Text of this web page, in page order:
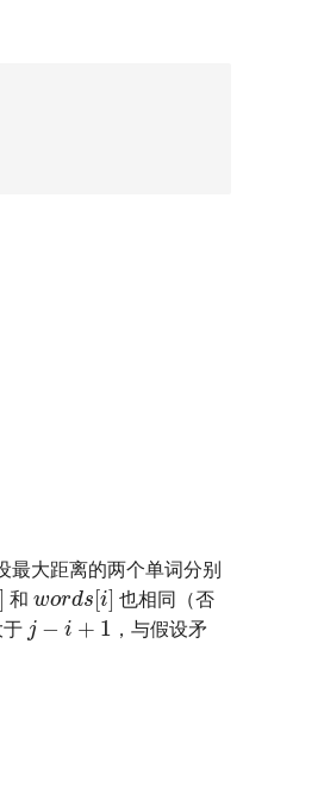
最大距离的两个单词分别
]
和
words[i]
也相同（否
j−i+1
，与假设矛